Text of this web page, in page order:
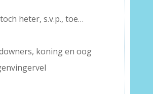
heter, s.v.p., toe…
koning en oog